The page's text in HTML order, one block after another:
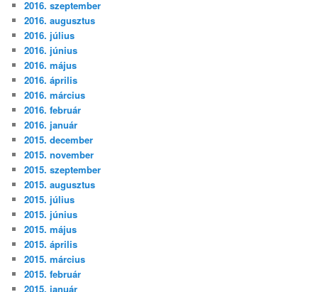
2016. szeptember
2016. augusztus
2016. július
2016. június
2016. május
2016. április
2016. március
2016. február
2016. január
2015. december
2015. november
2015. szeptember
2015. augusztus
2015. július
2015. június
2015. május
2015. április
2015. március
2015. február
2015. január